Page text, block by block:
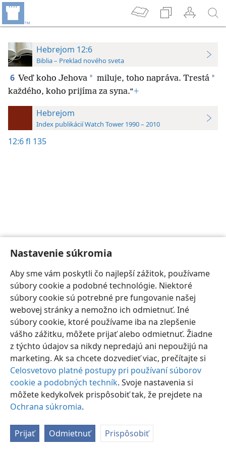
Nastavenie súkromia
Aby sme vám poskytli čo najlepší zážitok, používame
súbory cookie a podobné technológie. Niektoré
súbory cookie sú potrebné pre fungovanie našej
webovej stránky a nemožno ich odmietnuť. Iné
súbory cookie, ktoré používame iba na zlepšenie
vášho zážitku, môžete prijať alebo odmietnuť. Žiadne
z týchto údajov sa nikdy nepredajú ani nepoužijú na
marketing. Ak sa chcete dozvedieť viac, prečítajte si
Celosvetovo platné postupy pri používaní súborov
cookie a podobných techník. Svoje nastavenia si
môžete kedykoľvek prispôsobiť tak, že prejdete na
Ochrana súkromia.
Prijať Odmietnuť Prispôsobiť
Hebrejom 12:6
Biblia – Preklad nového sveta
6 Veď koho Jehova * miluje, toho napráva. Trestá *
každého, koho prijíma za syna.“+
Hebrejom
Index publikácií Watch Tower 1990 – 2010
12:6fl 135
Slovenčina Nastavenia
Copyright © 2026 Watch Tower Bible and Tract Society of Pennsylvania
Podmienky používania
JW.ORG
Prihlásiť sa